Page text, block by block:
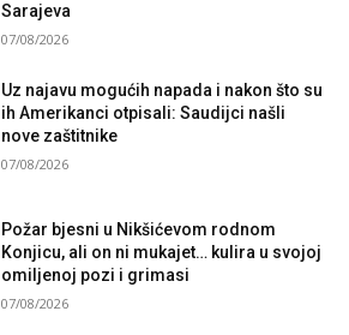
Sarajeva
07/08/2026
Uz najavu mogućih napada i nakon što su
ih Amerikanci otpisali: Saudijci našli
nove zaštitnike
07/08/2026
Požar bjesni u Nikšićevom rodnom
Konjicu, ali on ni mukajet… kulira u svojoj
omiljenoj pozi i grimasi
07/08/2026